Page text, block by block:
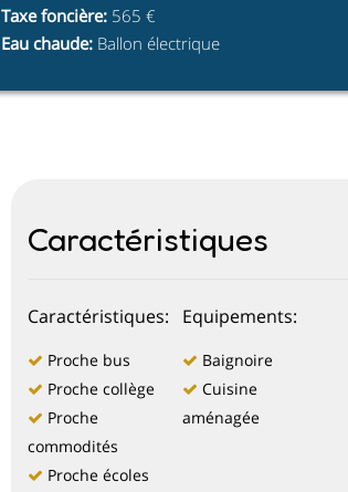
Taxe foncière: 565 €
Eau chaude: Ballon électrique
Caractéristiques
Caractéristiques:
Proche bus
Proche collège
Proche
commodités
Proche écoles
Equipements:
Baignoire
Cuisine
aménagée